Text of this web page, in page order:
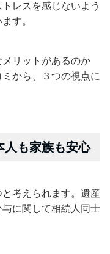
レスを感じないよう
す。
リットがあるのか
から、３つの視点に
人も家族も安心
考えられます。遺産
に関して相続人同士